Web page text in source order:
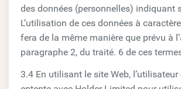
des données (personnelles) indiquant
L’utilisation de ces données à
fera de la même manière que prévu à
paragraphe 2, du traité. 6 de ces
3.4 En utilisant le site Web,